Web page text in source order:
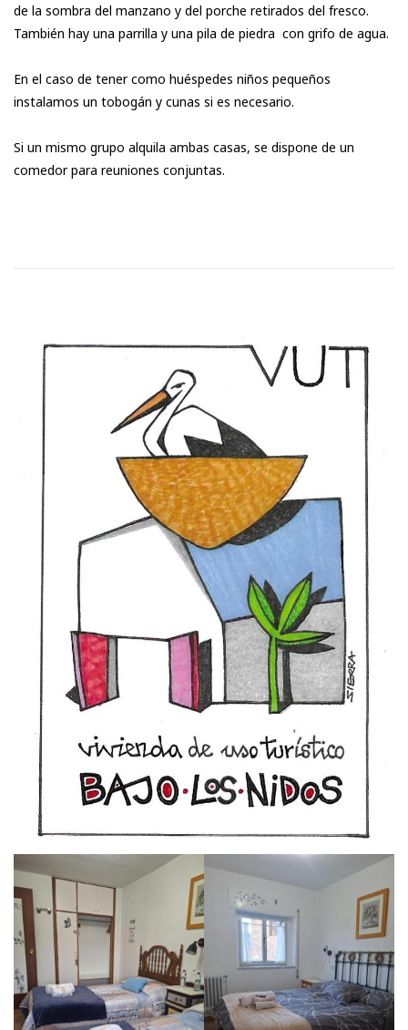
de la sombra del manzano y del porche retirados del fresco.
También hay una parrilla y una pila de piedra con grifo de agua.
En el caso de tener como huéspedes niños pequeños
instalamos un tobogán y cunas si es necesario.
Si un mismo grupo alquila ambas casas, se dispone de un
comedor para reuniones conjuntas.